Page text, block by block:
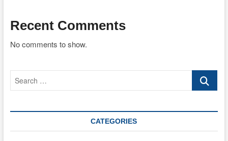
Recent Comments
No comments to show.
Search
CATEGORIES